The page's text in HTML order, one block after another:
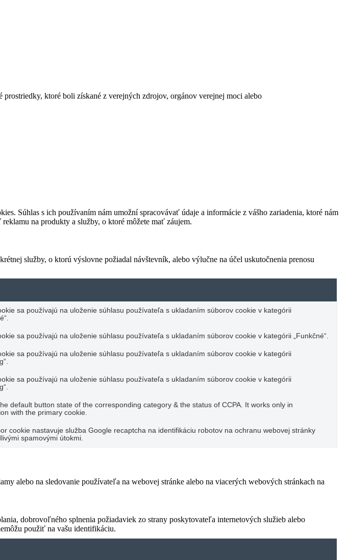
ktoré boli získané z verejných zdrojov, orgánov verejnej moci alebo
Súhlas s ich používaním nám umožní spracovávať údaje a informácie z vášho zariadenia, ktoré nám
na produkty a služby, o ktoré môžete mať záujem.
služby, o ktorú výslovne požiadal návštevník, alebo výlučne na účel uskutočnenia prenosu
sa používajú na uloženie súhlasu používateľa s ukladaním súborov cookie v kategórii
sa používajú na uloženie súhlasu používateľa s ukladaním súborov cookie v kategórii „Funkčné“.
sa používajú na uloženie súhlasu používateľa s ukladaním súborov cookie v kategórii
sa používajú na uloženie súhlasu používateľa s ukladaním súborov cookie v kategórii
default button state of the corresponding category & the status of CCPA. It works only in
with the primary cookie.
cookie nastavuje služba Google recaptcha na identifikáciu robotov na ochranu webovej stránky
spamovými útokmi.
alebo na sledovanie používateľa na webovej stránke alebo na viacerých webových stránkach na
dobrovoľného splnenia požiadaviek zo strany poskytovateľa internetových služieb alebo
použiť na vašu identifikáciu.